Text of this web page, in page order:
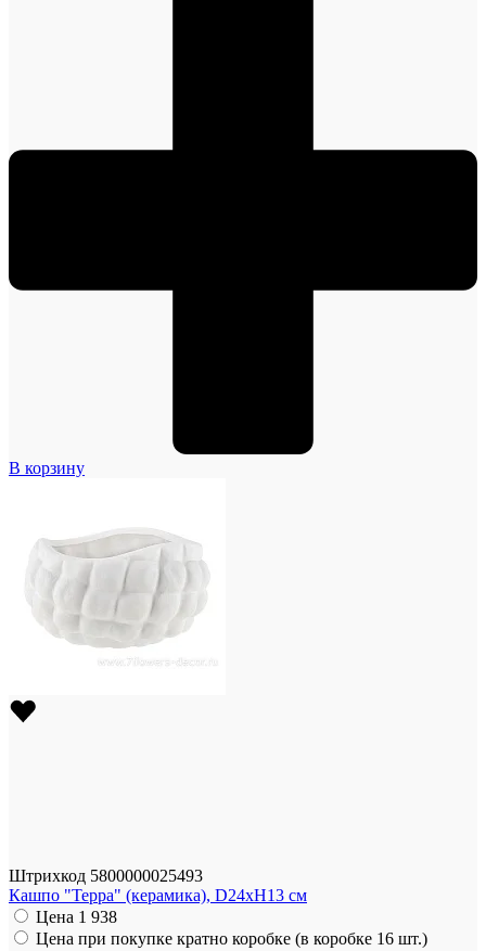
В корзину
Штрихкод 5800000025493
Кашпо "Терра" (керамика), D24xH13 см
Цена 1 938
Цена при покупке кратно коробке (в коробке 16 шт.)